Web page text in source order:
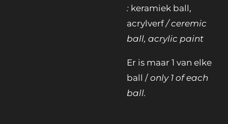
: keramiek ball,
acrylverf/ ceremic
ball, acrylic paint
Er is maar 1 van elke
ball / only 1 of each
ball.